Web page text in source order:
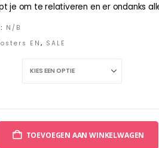
je om te relativeren en er ondanks
N/B
EN , SALE
TOEVOEGEN AAN WINKELWAGEN